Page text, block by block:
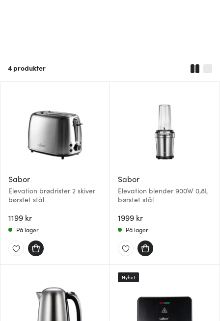
4 produkter
Sabor
Elevation brødrister 2 skiver
børstet stål
1199 kr
På lager
Sabor
Elevation blender 900W 0,8L
børstet stål
1999 kr
På lager
Nyhet